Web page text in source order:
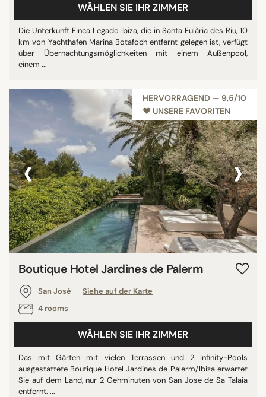
WÄHLEN SIE IHR ZIMMER
Die Unterkunft Finca Legado Ibiza, die in Santa Eulària des Riu, 10
km von Yachthafen Marina Botafoch entfernt gelegen ist, verfügt
über Übernachtungsmöglichkeiten mit einem Außenpool,
einem ...
HERVORRAGEND — 9,5/10
♥︎ UNSERE FAVORITEN
‹ ›
Boutique Hotel Jardines de Palerm
San José
Siehe auf der Karte
4 rooms
WÄHLEN SIE IHR ZIMMER
Das mit Gärten mit vielen Terrassen und 2 Infinity-Pools
ausgestattete Boutique Hotel Jardines de Palerm/Ibiza erwartet
Sie auf dem Land, nur 2 Gehminuten von San Jose de Sa Talaia
entfernt. ...